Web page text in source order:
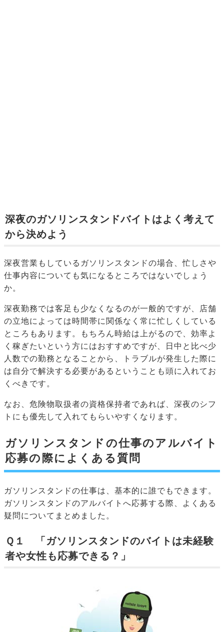
深夜のガソリンスタンドバイトはよく考えて
から決めよう
深夜営業もしているガソリンスタンドの場合、忙しさや
仕事内容についても気になるところではないでしょう
か。
深夜勤務では客足も少なくなるのが一般的ですが、店舗
の立地によっては時間帯に関係なく常に忙しくしている
ところもあります。もちろん時給は上がるので、効率よ
く稼ぎたいという方にはおすすめですが、日中と比べ少
人数での勤務となることから、トラブルが発生した際に
は自分で解決する必要があるということも頭に入れてお
くべきです。
なお、危険物取扱者の資格保持者であれば、深夜のシフ
トにも優先して入れてもらいやすくなります。
ガソリンスタンドの仕事のアルバイト
応募の際によくある質問
ガソリンスタンドの仕事は、基本的に誰でもできます。
ガソリンスタンドのアルバイトへ応募する際、よくある
疑問についてまとめました。
Ｑ１ 「ガソリンスタンドのバイトは未経験
者や女性も応募できる？」